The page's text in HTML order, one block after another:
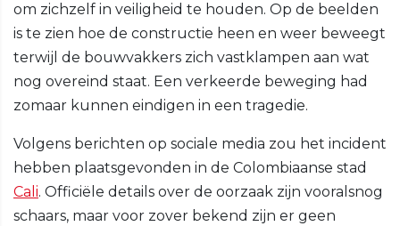
om zichzelf in veiligheid te houden. Op de beelden
is te zien hoe de constructie heen en weer beweegt
terwijl de bouwvakkers zich vastklampen aan wat
nog overeind staat. Een verkeerde beweging had
zomaar kunnen eindigen in een tragedie.
Volgens berichten op sociale media zou het incident
hebben plaatsgevonden in de Colombiaanse stad
Cali. Officiële details over de oorzaak zijn vooralsnog
schaars, maar voor zover bekend zijn er geen